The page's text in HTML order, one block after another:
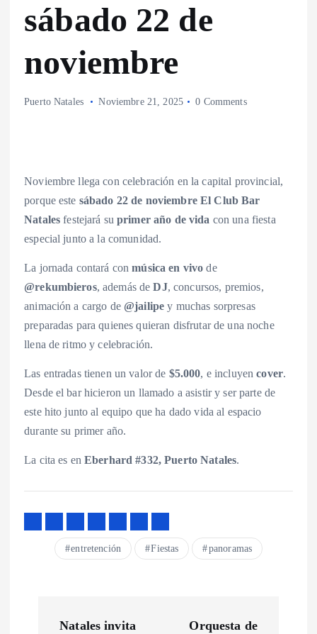
sábado 22 de
noviembre
Puerto Natales Noviembre 21, 2025 0 Comments
Noviembre llega con celebración en la capital provincial,
porque este sábado 22 de noviembre El Club Bar
Natales festejará suprimer año de vida con una fiesta
especial junto a la comunidad.
La jornada contará conmúsica en vivo de
@rekumbieros, además deDJ, concursos, premios,
animación a cargo de @jailipe y muchas sorpresas
preparadas para quienes quieran disfrutar de una noche
llena de ritmo y celebración.
Las entradas tienen un valor de $5.000, e incluyencover.
Desde el bar hicieron un llamado a asistir y ser parte de
este hito junto al equipo que ha dado vida al espacio
durante su primer año.
La cita es enEberhard #332, Puerto Natales.
entretención Fiestas panoramas
Natales invita
Orquesta de